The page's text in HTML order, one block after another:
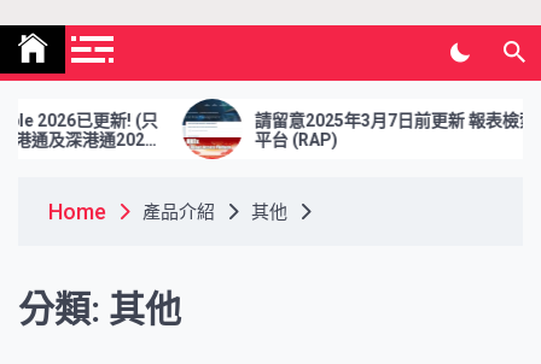
Pop Electronic Products
Limited
已更新! (只
深港通2026
請留意2025年3月7日前更新 報表檢索
平台 (RAP)
Home 產品介紹 其他
分類: 其他